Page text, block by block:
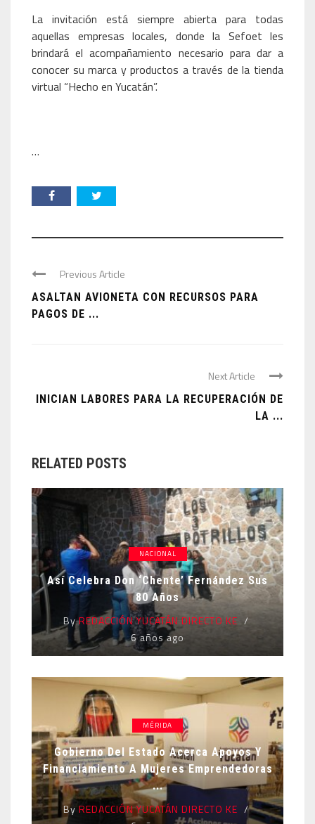
La invitación está siempre abierta para todas
aquellas empresas locales, donde la Sefoet les
brindará el acompañamiento necesario para dar a
conocer su marca y productos a través de la tienda
virtual “Hecho en Yucatán”.
…
Previous Article
ASALTAN AVIONETA CON RECURSOS PARA
PAGOS DE ...
Next Article
INICIAN LABORES PARA LA RECUPERACIÓN DE
LA ...
RELATED POSTS
NACIONAL
Así Celebra Don ‘Chente’ Fernández Sus
80 Años
ByREDACCIÓN YUCATÁN DIRECTO KE
6 años ago
MÉRIDA
Gobierno Del Estado Acerca Apoyos Y
Financiamiento A Mujeres Emprendedoras
...
By REDACCIÓN YUCATÁN DIRECTO KE